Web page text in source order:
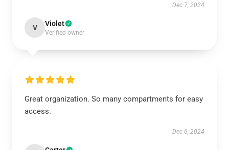
Dec 7, 2024
V Violet
Verified owner
Great organization. So many compartments for easy
access.
Dec 6, 2024